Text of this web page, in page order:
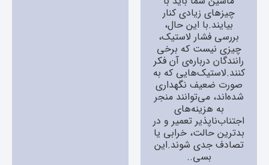
چیزهای زیادی کنار
بیایند.با این حال،
بررسی فشار لاستیک،
چیزی نیست که برخی
رانندگان درباره‌‌ی آن فکر
کنند.لاستیک‌‌هایی که به
صورت ضعیف نگهداری
شده‌‌اند، می‌‌توانند منجر
به هزینه‌‌های
اجتناب‌‌ناپذیر تعمیر و در
بدترین حالت، خرابی یا
تصادف جدی شوند.این
بسی..